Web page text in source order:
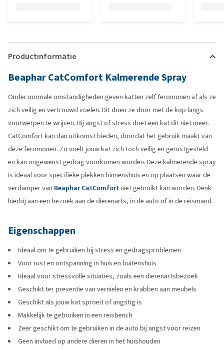
Productinformatie
Beaphar CatComfort Kalmerende Spray
Onder normale omstandigheden geven katten zelf feromonen af als ze
zich veilig en vertrouwd voelen. Dit doen ze door met de kop langs
voorwerpen te wrijven. Bij angst of stress doet een kat dit niet meer.
CatComfort kan dan uitkomst bieden, doordat het gebruik maakt van
deze feromonen. Zo voelt jouw kat zich toch veilig en gerustgesteld
en kan ongewenst gedrag voorkomen worden. Deze kalmerende spray
is ideaal voor specifieke plekken binnenshuis en op plaatsen waar de
verdamper van Beaphar CatComfortniet gebruikt kan worden. Denk
hierbij aan een bezoek aan de dierenarts, in de auto of in de reismand.
Eigenschappen
Ideaal om te gebruiken bij stress en gedragsproblemen
Voor rust en ontspanning in huis en buitenshuis
Ideaal voor stressvolle situaties, zoals een dierenartsbezoek
Geschikt ter preventie van vernielen en krabben aan meubels
Geschikt als jouw kat sproeit of angstig is
Makkelijk te gebruiken in een reisbench
Zeer geschikt om te gebruiken in de auto bij angst voor reizen
Geen invloed op andere dieren in het huishouden